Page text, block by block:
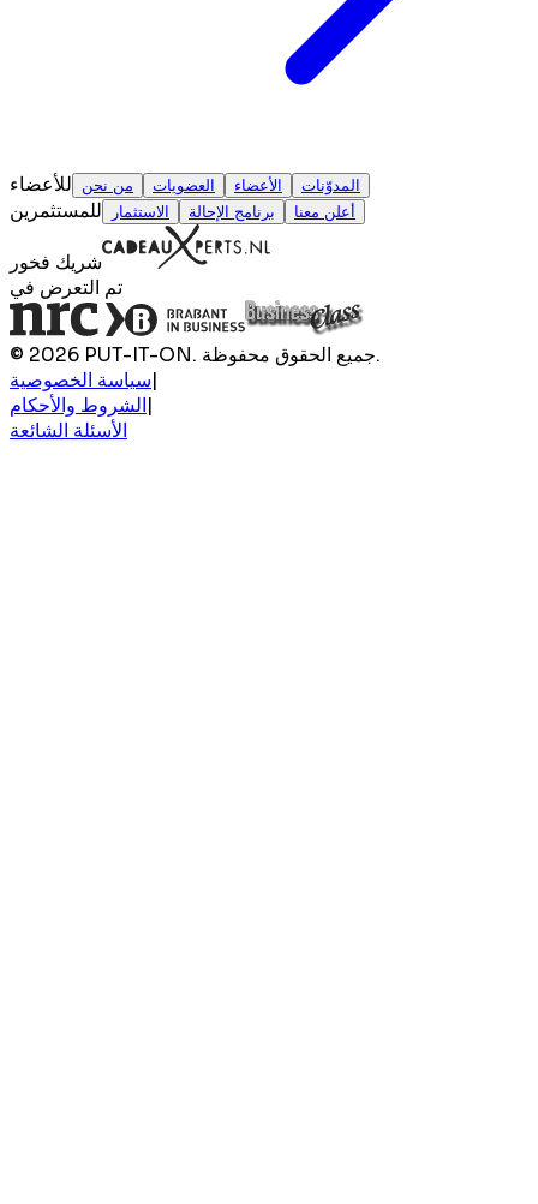
للأعضاء من نحن العضويات الأعضاء المدوّنات
للمستثمرين الاستثمار برنامج الإحالة أعلن معنا
شريك فخور
تم التعرض في
© 2026 PUT-IT-ON. جميع الحقوق محفوظة.
سياسة الخصوصية|
الشروط والأحكام|
الأسئلة الشائعة